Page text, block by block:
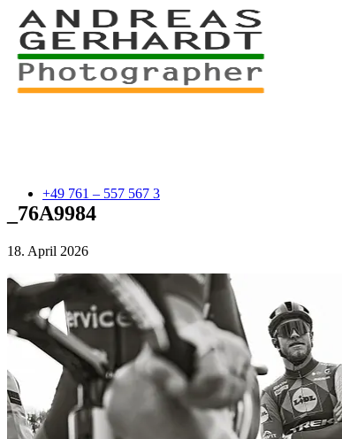
+49 761 – 557 567 3
myStory
Portfolio
_76A9984
18. April 2026